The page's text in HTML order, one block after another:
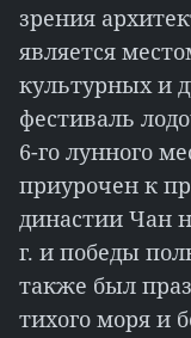
зрения
является
культурных и
фестиваль
6-го лунного
приурочен к
династии Чан
г. и победы
также был
тихого моря и